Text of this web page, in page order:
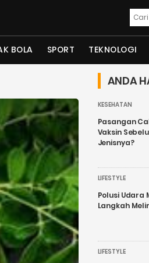
BOLA SPORT TEKNOLOGI
ANDA
KESEHATAN
Pasangan
Vaksin
Jenisnya?
LIFESTYLE
Polusi Udara
Langkah
LIFESTYLE